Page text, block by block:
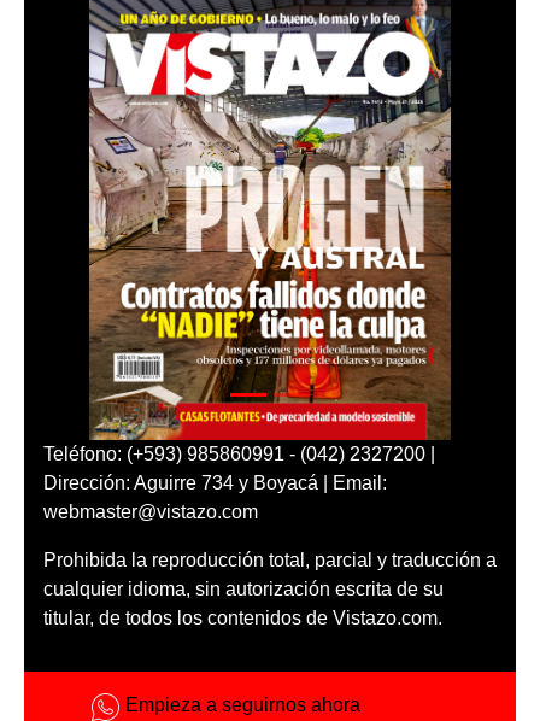
Teléfono: (+593) 985860991 - (042) 2327200 |
Dirección: Aguirre 734 y Boyacá | Email:
webmaster@vistazo.com
Prohibida la reproducción total, parcial y traducción a
cualquier idioma, sin autorización escrita de su
titular, de todos los contenidos de Vistazo.com.
Empieza a seguirnos ahora